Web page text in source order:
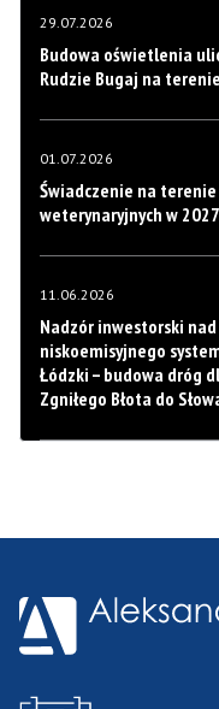
29.07.2026
Budowa oświetlenia
Rudzie Bugaj na
01.07.2026
Świadczenie na terenie
weterynaryjnych w
11.06.2026
Nadzór inwestorski
niskoemisyjnego
Łódzki – budowa dróg
Zgniłego Błota do